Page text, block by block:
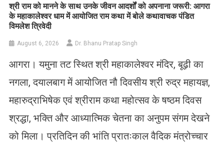
​श्री राम को मानने के साथ उनके जीवन आदर्शों को अपनाना जरूरी: आगरा
के महाकालेश्वर धाम में आयोजित राम कथा में बोले कथावाचक पंडित
विमलेश त्रिवेदी
August 6, 2026 Dr. Bhanu Pratap Singh
आगरा। यमुना तट स्थित श्री महाकालेश्वर मंदिर, बूढ़ी का
नगला, दयालबाग में आयोजित नौ दिवसीय श्री रुद्र महायज्ञ,
महारुद्राभिषेक एवं श्रीराम कथा महोत्सव के षष्ठम दिवस
श्रद्धा, भक्ति और आध्यात्मिक चेतना का अनुपम संगम देखने
को मिला। प्रतिदिन की भांति प्रातःकाल वैदिक मंत्रोच्चार